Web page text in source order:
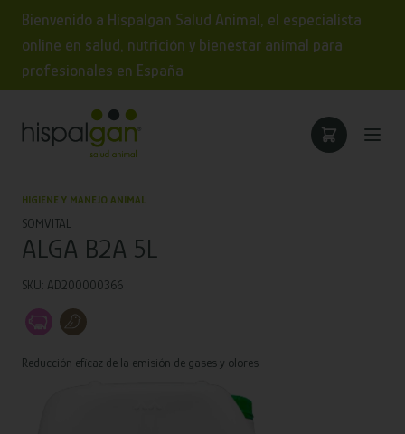
Bienvenido a Hispalgan Salud Animal, el especialista
online en salud, nutrición y bienestar animal para
profesionales en España
HIGIENE Y MANEJO ANIMAL
SOMVITAL
ALGA B2A 5L
SKU: AD200000366
Reducción eficaz de la emisión de gases y olores